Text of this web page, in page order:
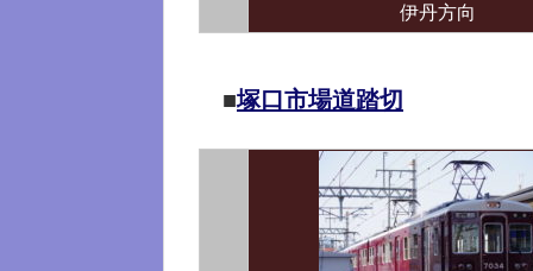
伊丹方向
■塚口市場道踏切